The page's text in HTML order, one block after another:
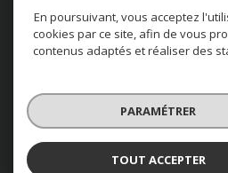
Téléphone *
Adresse email *
© 2026 | Tous droits réservés |
Admin
Nos liens Politique
En poursuivant, vous acceptez
cookies par ce site, afin de vous
contenus adaptés et réaliser des
PARAMÉTRER
TOUT ACCEPTER